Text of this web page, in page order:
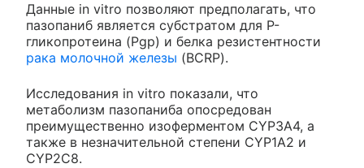
Данные in vitro позволяют предполагать, что
пазопаниб является субстратом для Р-
гликопротеина (Pgp) и белка резистентности
рака молочной железы (BCRP).
Исследования in vitro показали, что
метаболизм пазопаниба опосредован
преимущественно изоферментом CYP3A4, а
также в незначительной степени CYP1A2 и
CYP2C8.